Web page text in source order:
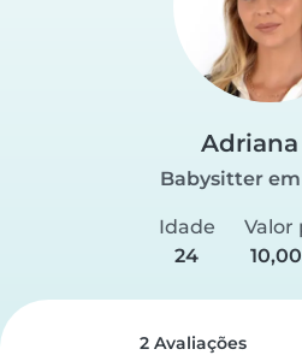
Adriana
Babysitter em
Idade
24
Valor
2 Avaliações